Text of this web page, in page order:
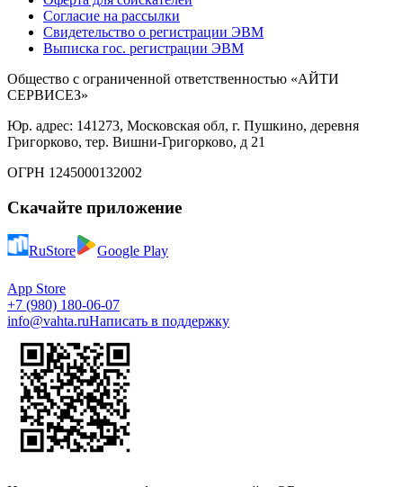
Согласие на рассылки
Свидетельство о регистрации ЭВМ
Выписка гос. регистрации ЭВМ
Общество с ограниченной ответственностью «АЙТИ
СЕРВИСЕЗ»
Юр. адрес: 141273, Московская обл, г. Пушкино, деревня
Григорково, тер. Вишни-Григорково, д 21
ОГРН 1245000132002
Скачайте приложение
RuStore Google Play
App Store
+7 (980) 180-06-07
info@vahta.ruНаписать в поддержку